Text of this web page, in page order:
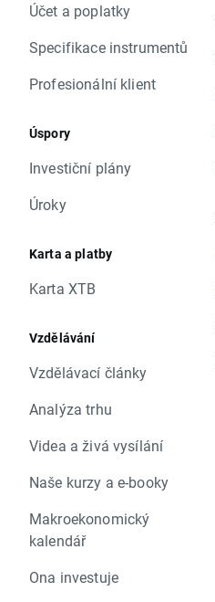
Účet a poplatky
Specifikace instrumentů
Profesionální klient
Úspory
Investiční plány
Úroky
Karta a platby
Karta XTB
Vzdělávání
Vzdělávací články
Analýza trhu
Videa a živá vysílání
Naše kurzy a e-booky
Makroekonomický
kalendář
Ona investuje